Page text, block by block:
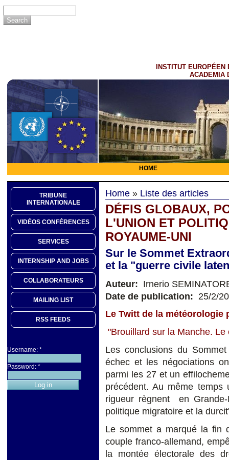
INSTITUT EUROPÉEN
ACADEMIA
HOME
TRIBUNE
INTERNATIONALE
VIDÉOS CONFÉRENCES
SERVICES
INTERNSHIP AND JOBS
COLLABORATEURS
MAILING LIST
RSS FEEDS
Username: *
Password: *
Home » Liste des articles
DÉFIS GLOBAUX,
L'UNION ET
ROYAUME-UNI
Sur le Sommet
et la "guerre civile
Auteur: Irnerio
Date de publication: 25/2/
Le Twitt de la
"Brouillard sur la Manche. Le
Les conclusions du
échec et les négociations
parmi les 27 et un
précédent. Au même
rigueur règnent en
politique migratoire et la
Le sommet a marqué la fin
couple franco-allemand,
la montée électorale des